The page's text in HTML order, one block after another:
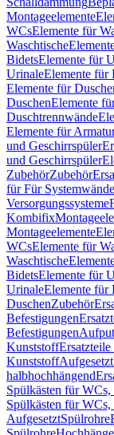
Montageelemente
WCsElemente für
Waschtische
BidetsElemente für
UrinaleElemente für
Elemente für
DuschenElemente
Duschtrennwände
Elemente für
und Geschirrspüler
und Geschirrspüler
ZubehörZubehör
für Für Systemwände
Versorgungssysteme
Kombifix
Montageelemente
WCsElemente für
Waschtische
BidetsElemente für
UrinaleElemente für
DuschenZubehör
Befestigungen
Befestigungen
Kunststoff
KunststoffAufgesetzt
halbhochhängend
Spülkästen für
Spülkästen für
AufgesetztSpülrohre